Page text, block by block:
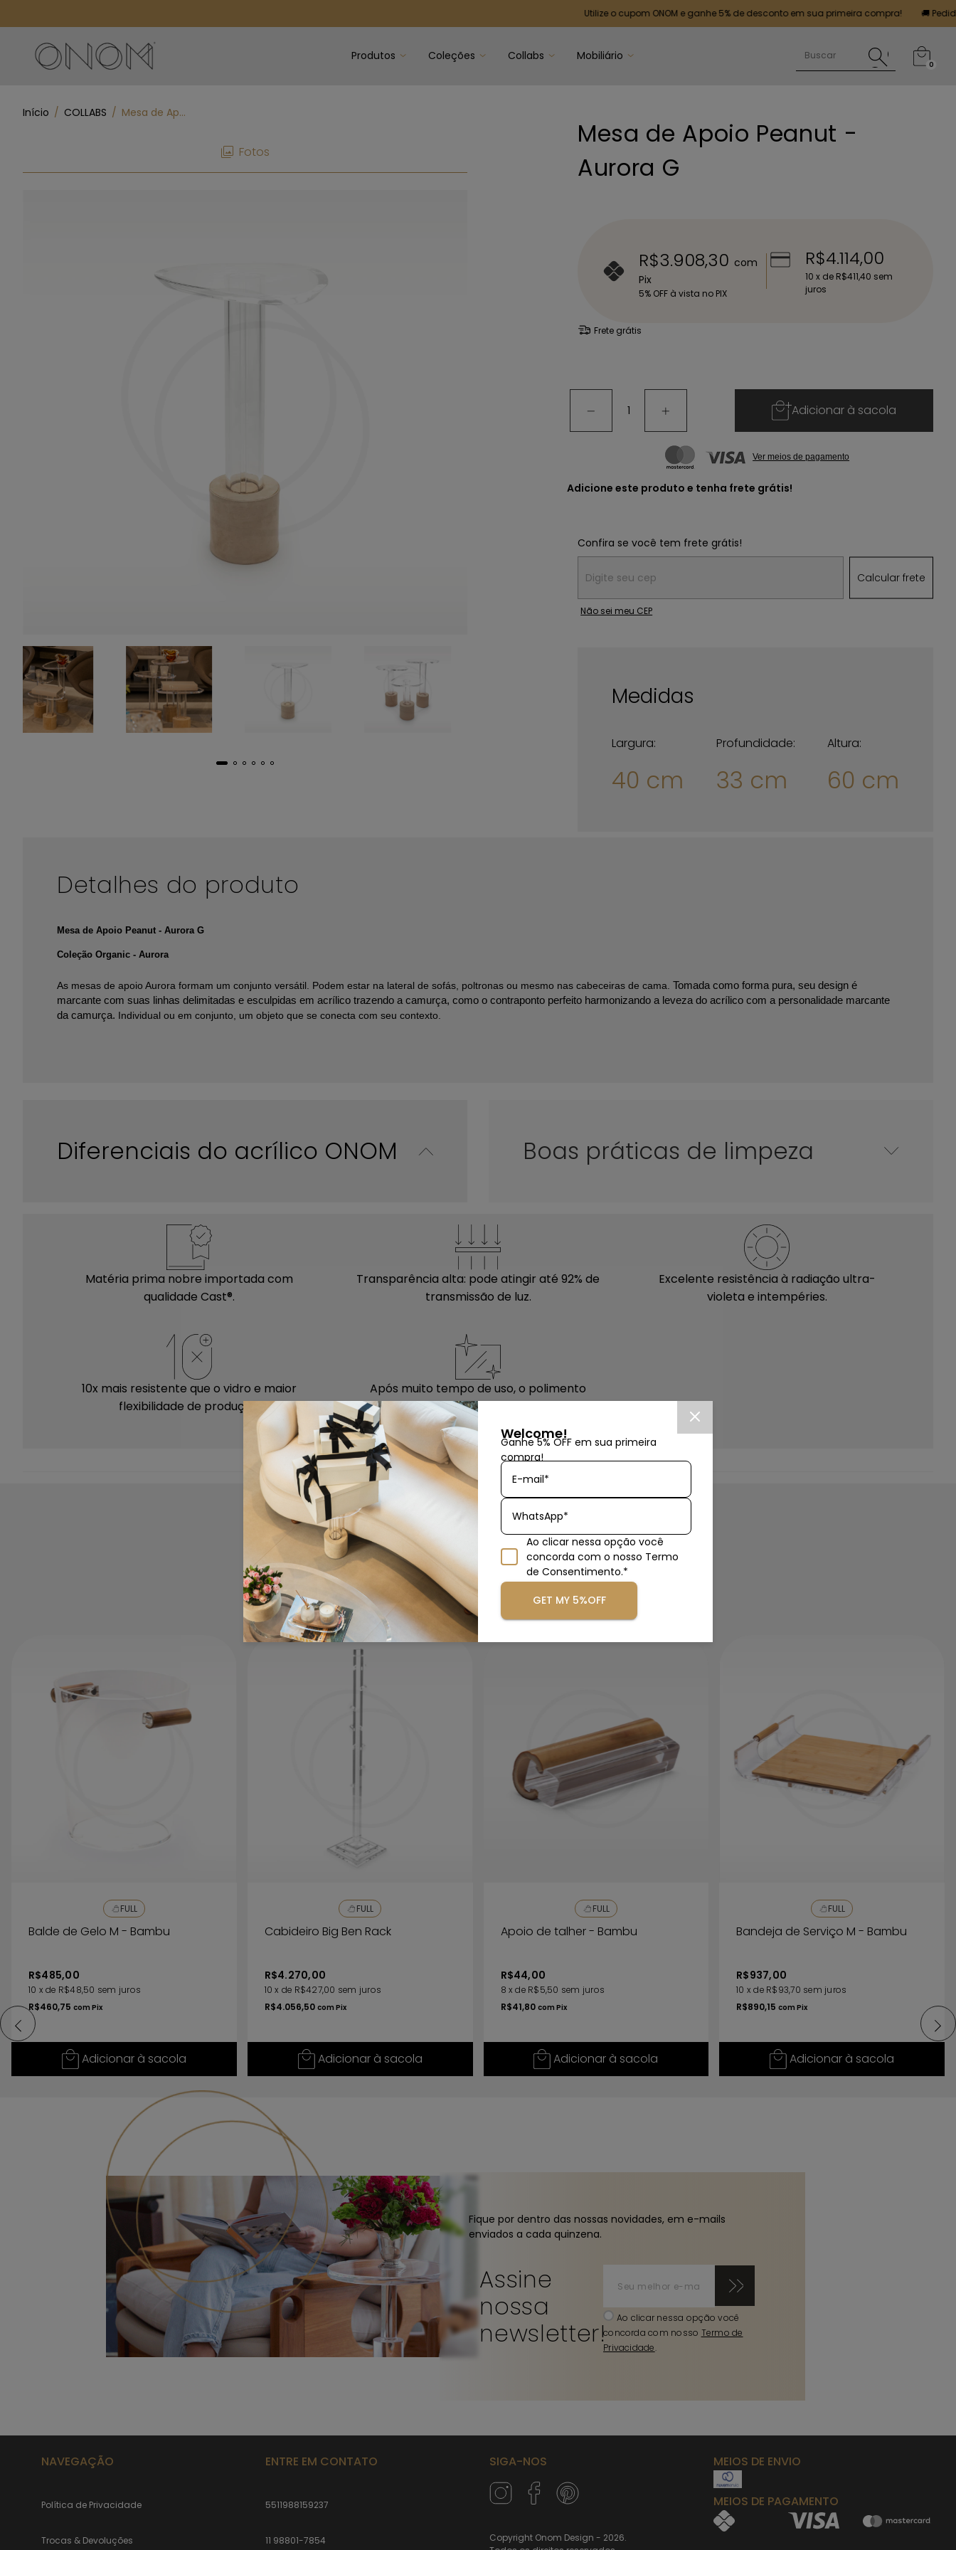
Utilize o cupom ONOM e ganhe 5% de desconto em sua primeira compra! 🚚 Pedidos
Produtos Coleções Collabs Mobiliário
0
Início / COLLABS / Mesa de Apoio Peanut - Aurora G
Fotos
Mesa de Apoio Peanut -
Aurora G
R$3.908,30 com
Pix
5% OFF à vista no PIX
R$4.114,00
10 x de R$411,40 sem
juros
Frete grátis
Adicionar à sacola
Ver meios de pagamento
Adicione este produto e tenha frete grátis!
Confira se você tem frete grátis!
Entregas para o CEP:
Calcular frete
Não sei meu CEP
Medidas
Largura:
40 cm
Profundidade:
33 cm
Altura:
60 cm
Detalhes do produto
Mesa de Apoio Peanut - Aurora G
Coleção Organic - Aurora
As mesas de apoio Aurora formam um conjunto versátil. Podem estar na lateral de sofás, poltronas ou mesmo nas cabeceiras de cama. Tomada como forma pura, seu design é
marcante com suas linhas delimitadas e esculpidas em acrílico trazendo a camurça, como o contraponto perfeito harmonizando a leveza do acrílico com a personalidade marcante
da camurça. Individual ou em conjunto, um objeto que se conecta com seu contexto.
Diferenciais do acrílico ONOM Boas práticas de limpeza
Matéria prima nobre importada com
qualidade Cast®.
Transparência alta: pode atingir até 92% de
transmissão de luz.
Excelente resistência à radiação ultra-
violeta e intempéries.
10x mais resistente que o vidro e maior
flexibilidade de produção.
Após muito tempo de uso, o polimento
deixa a peça como nova.
Mantenha suas peças sempre limpas e
conservadas! Antes de iniciar a limpeza
certifique-se de que não há nenhum outro
objeto sobre sua peça.
Evite riscar o acrílico durante esse
processo. Antes de iniciar a limpeza
remova qualquer sujeira cuidadosamente
com ajuda de um pano limpo e macio.
Com outra flanela seca e um lustra móveis
inicie a limpeza colocando uma pequena
Não utilize produtos de limpeza à base de
uma bucha macia com detergente neutro.
Enxágue com água e seque com um pano
seco e macio.
Produtos similares
FULL
Balde de Gelo M - Bambu
R$485,00
10 xde R$48,50 sem juros
R$460,75 com Pix
Adicionar à sacola
FULL
Cabideiro Big Ben Rack
R$4.270,00
10 x de R$427,00 sem juros
R$4.056,50 com Pix
Adicionar à sacola
FULL
Apoio de talher - Bambu
R$44,00
8 xde R$5,50 sem juros
R$41,80 com Pix
Adicionar à sacola
FULL
Bandeja de Serviço M - Bambu
R$937,00
10 xde R$93,70 sem juros
R$890,15com Pix
Adicionar à sacola
Fique por dentro das nossas novidades, em e-mails
enviados a cada quinzena.
Assine
nossa
newsletter!
Ao clicar nessa opção você
concorda com nosso Termo de
Privacidade
NAVEGAÇÃO
Política de Privacidade
Trocas & Devoluções
ENTRE EM CONTATO
5511988159237
11 98801-7854
SIGA-NOS
Copyright Onom Design - 2026.
MEIOS DE ENVIO
MEIOS DE PAGAMENTO
Welcome!
Ganhe 5% OFF em sua primeira
compra!
E-mail*
WhatsApp*
Ao clicar nessa opção você
concorda com o nosso Termo
de Consentimento.*
GET MY 5%OFF